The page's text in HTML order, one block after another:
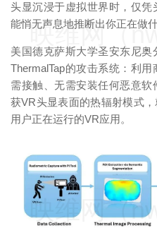
头显沉浸于虚拟世界时，仅
能悄无声息地推断出你正在做
美国德克萨斯大学圣安东尼
ThermalTap的攻击系统：利
需接触、无需安装任何恶意
获VR头显表面的热辐射模式
用户正在运行的VR应用。
映维网（
映维网（